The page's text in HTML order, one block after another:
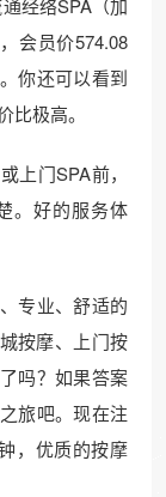
经络SPA（加
会员价574.08
你还可以看到
比极高。
上门SPA前，
。好的服务体
专业、舒适的
按摩、上门按
吗？如果答案
旅吧。现在注
，优质的按摩